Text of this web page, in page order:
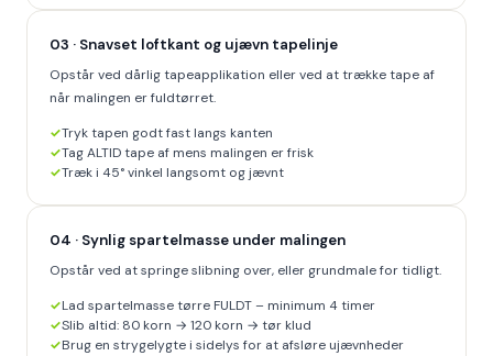
03 · Snavset loftkant og ujævn tapelinje
Opstår ved dårlig tapeapplikation eller ved at trække tape af
når malingen er fuldtørret.
Tryk tapen godt fast langs kanten
Tag ALTID tape af mens malingen er frisk
Træk i 45° vinkel langsomt og jævnt
04 · Synlig spartelmasse under malingen
Opstår ved at springe slibning over, eller grundmale for tidligt.
Lad spartelmasse tørre FULDT – minimum 4 timer
Slib altid: 80 korn → 120 korn → tør klud
Brug en strygelygte i sidelys for at afsløre ujævnheder